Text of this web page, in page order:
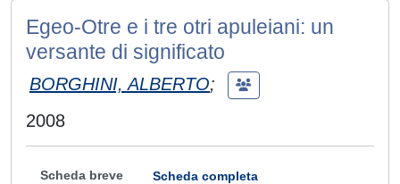
Egeo-Otre e i tre otri apuleiani: un
versante di significato
BORGHINI, ALBERTO;
2008
Scheda breve Scheda completa